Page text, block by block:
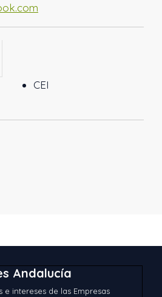
CEI
Andalucía
e intereses de las Empresas